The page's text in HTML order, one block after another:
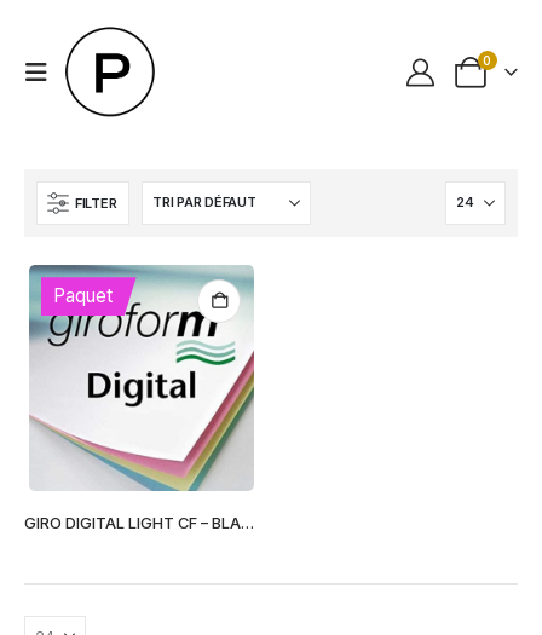
0
FILTER
Paquet
GIRO DIGITAL LIGHT CF – BLANC